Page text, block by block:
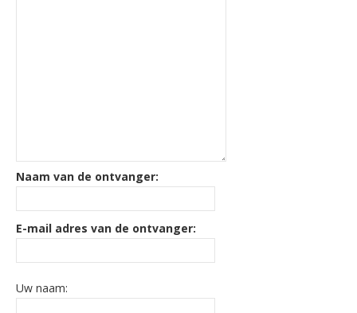
Naam van de ontvanger:
E-mail adres van de ontvanger:
Uw naam: